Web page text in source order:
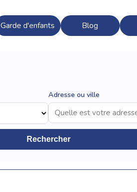
Garde d'enfants Blog
Adresse ou ville
Rechercher